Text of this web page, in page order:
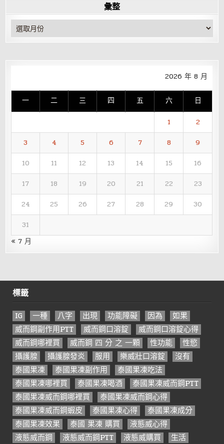
彙整
彙
整
2026 年 8 月
一 二 三 四 五 六 日
1
2
3
4 5 6 7 8
9
10
11 12 13 14 15
16
17
18 19 20 21 22
23
24
25 26 27 28 29
30
31
« 7 月
標籤
IG 一種 八字 出現 功能障礙 因為
如果
威而鋼副作用PTT
威而鋼口溶錠
威而鋼口溶錠心得
威而鋼哪裡買
威而鋼 四 分 之 一顆 性功能
性慾
攝護腺
攝護腺發炎 服用 樂威壯口溶錠
沒有
泰國果凍
泰國果凍副作用
泰國果凍吃法
泰國果凍哪裡買
泰國果凍喝酒
泰國果凍威而鋼PTT
泰國果凍威而鋼哪裡買
泰國果凍威而鋼心得
泰國果凍威而鋼蝦皮
泰國果凍心得
泰國果凍成分
泰國果凍效果
泰國 果凍 購買
液態威心得
液態威而鋼
液態威而鋼PTT 液態威購買
生活